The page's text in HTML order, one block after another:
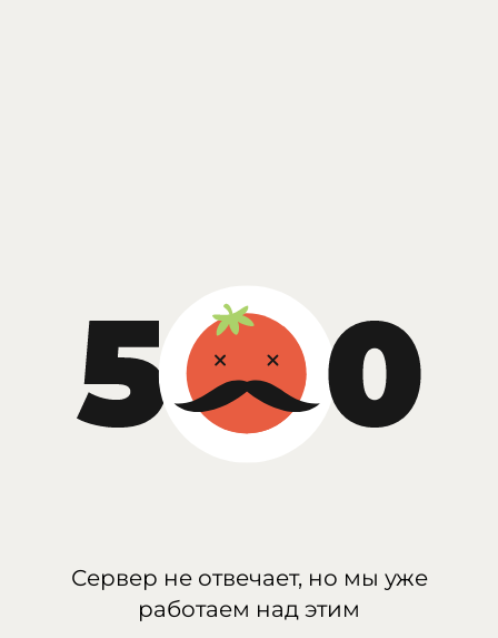
Сервер не отвечает, но мы уже
работаем над этим